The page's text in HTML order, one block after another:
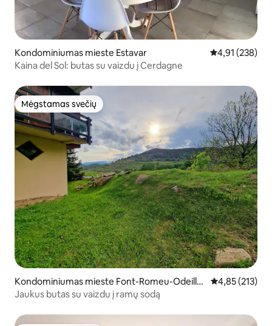
Kondominiumas mieste Estavar Vidutinis
4,91 (238)
Kaina del Sol: butas su vaizdu į Cerdagne
Mėgstamas svečių
Mėgstamas svečių
Kondominiumas mieste Font-Romeu-Odeillo-
Via
Vidutinis
4,85 (213)
Jaukus butas su vaizdu į ramų sodą